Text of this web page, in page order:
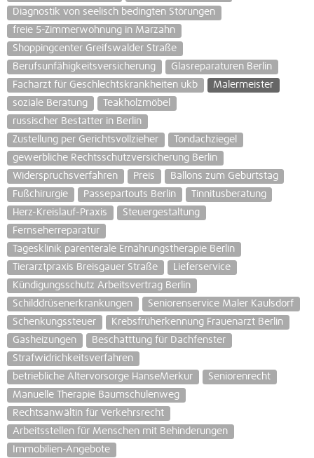
Diagnostik von seelisch bedingten Störungen
freie 5-Zimmerwohnung in Marzahn
Shoppingcenter Greifswalder Straße
Berufsunfähigkeitsversicherung
Glasreparaturen Berlin
Facharzt für Geschlechtskrankheiten ukb
Malermeister
soziale Beratung
Teakholzmöbel
russischer Bestatter in Berlin
Zustellung per Gerichtsvollzieher
Tondachziegel
gewerbliche Rechtsschutzversicherung Berlin
Widerspruchsverfahren
Preis
Ballons zum Geburtstag
Fußchirurgie
Passepartouts Berlin
Tinnitusberatung
Herz-Kreislauf-Praxis
Steuergestaltung
Fernseherreparatur
Tagesklinik parenterale Ernährungstherapie Berlin
Tierarztpraxis Breisgauer Straße
Lieferservice
Kündigungsschutz Arbeitsvertrag Berlin
Schilddrüsenerkrankungen
Seniorenservice Maler Kaulsdorf
Schenkungssteuer
Krebsfrüherkennung Frauenarzt Berlin
Gasheizungen
Beschatttung für Dachfenster
Strafwidrichkeitsverfahren
betriebliche Altervorsorge HanseMerkur
Seniorenrecht
Manuelle Therapie Baumschulenweg
Rechtsanwältin für Verkehrsrecht
Arbeitsstellen für Menschen mit Behinderungen
Immobilien-Angebote